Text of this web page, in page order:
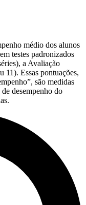
médio dos alunos
testes padronizados
a Avaliação
11). Essas pontuações,
são medidas
desempenho do